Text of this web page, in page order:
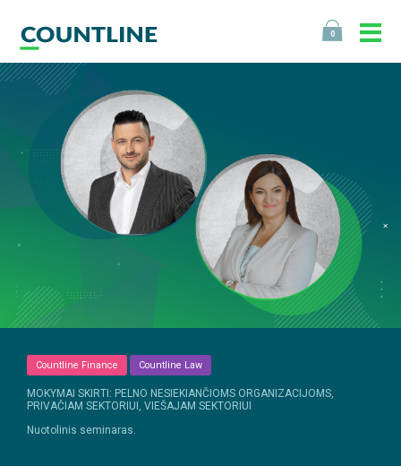
0
Countline Finance Countline Law
MOKYMAI SKIRTI: PELNO NESIEKIANČIOMS ORGANIZACIJOMS,
PRIVAČIAM SEKTORIUI, VIEŠAJAM SEKTORIUI
Nuotolinis seminaras.